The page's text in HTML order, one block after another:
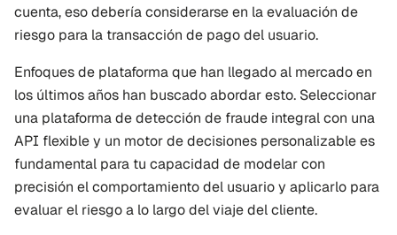
cuenta, eso debería considerarse en la evaluación de
riesgo para la transacción de pago del usuario.
Enfoques de plataforma que han llegado al mercado en
los últimos años han buscado abordar esto. Seleccionar
una plataforma de detección de fraude integral con una
API flexible y un motor de decisiones personalizable es
fundamental para tu capacidad de modelar con
precisión el comportamiento del usuario y aplicarlo para
evaluar el riesgo a lo largo del viaje del cliente.